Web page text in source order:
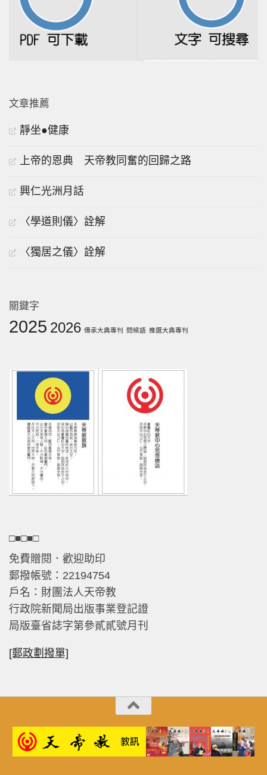
文章推薦
靜坐●健康
上帝的恩典 天帝教同奮的回歸之路
興仁光洲月話
〈學道則儀〉詮解
〈獨居之儀〉詮解
關鍵字
2025 2026 傳承大典專刊 問候語 推選大典專刊
□■□■□
免費贈閱．歡迎助印
郵撥帳號：22194754
戶名：財團法人天帝教
行政院新聞局出版事業登記證
局版臺省誌字第參貳貳號月刊
[郵政劃撥單]